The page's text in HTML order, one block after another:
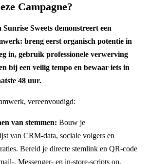
Campagne?
Sunrise Sweets demonstreert een
breng eerst organisch potentie in
in, gebruik professionele verwerving
bij een veilig tempo en bewaar iets in
48 uur.
vereenvoudigd:
van stemmen: Bouw je
van CRM-data, sociale volgers en
Bereid je directe stemlink en QR-code
, Messenger- en in-store-scripts op.